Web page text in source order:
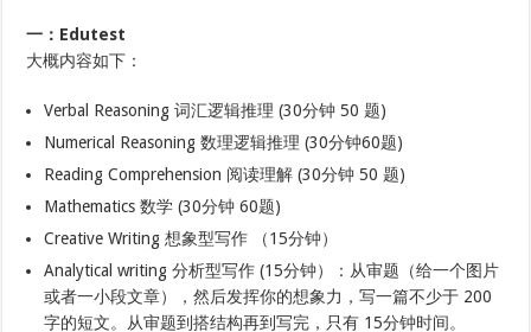
一：Edutest
大概内容如下：
Verbal Reasoning 词汇逻辑推理 (30分钟 50 题)
Numerical Reasoning 数理逻辑推理 (30分钟60题)
Reading Comprehension 阅读理解 (30分钟 50 题)
Mathematics 数学 (30分钟 60题)
Creative Writing 想象型写作 （15分钟）
Analytical writing 分析型写作 (15分钟）：从审题（给一个图片
或者一小段文章），然后发挥你的想象力，写一篇不少于 200
字的短文。从审题到搭结构再到写完，只有 15分钟时间。